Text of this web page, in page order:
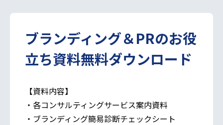
ブランディング＆PRのお役
立ち資料無料ダウンロード
【資料内容】
・各コンサルティングサービス案内資料
・ブランディング簡易診断チェックシート